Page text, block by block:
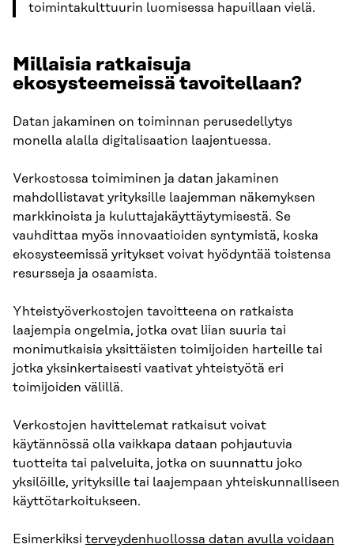
toimintakulttuurin luomisessa hapuillaan vielä.
Millaisia ratkaisuja
ekosysteemeissä tavoitellaan?
Datan jakaminen on toiminnan perusedellytys
monella alalla digitalisaation laajentuessa.
Verkostossa toimiminen ja datan jakaminen
mahdollistavat yrityksille laajemman näkemyksen
markkinoista ja kuluttajakäyttäytymisestä. Se
vauhdittaa myös innovaatioiden syntymistä, koska
ekosysteemissä yritykset voivat hyödyntää toistensa
resursseja ja osaamista.
Yhteistyöverkostojen tavoitteena on ratkaista
laajempia ongelmia, jotka ovat liian suuria tai
monimutkaisia yksittäisten toimijoiden harteille tai
jotka yksinkertaisesti vaativat yhteistyötä eri
toimijoiden välillä.
Verkostojen havittelemat ratkaisut voivat
käytännössä olla vaikkapa dataan pohjautuvia
tuotteita tai palveluita, jotka on suunnattu joko
yksilöille, yrityksille tai laajempaan yhteiskunnalliseen
käyttötarkoitukseen.
Esimerkiksi terveydenhuollossa datan avulla voidaan